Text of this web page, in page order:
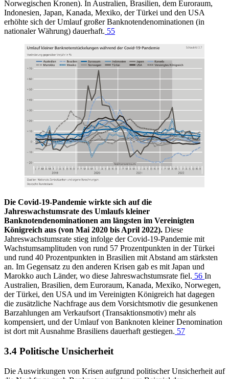
Norwegischen Kronen). In Australien, Brasilien, dem Euroraum,
Indonesien, Japan, Kanada, Mexiko, der Türkei und den USA
erhöhte sich der Umlauf großer Banknotendenominationen (in
nationaler Währung) dauerhaft. 55
Die Covid-19-Pandemie wirkte sich auf die
Jahreswachstumsrate des Umlaufs kleiner
Banknotendenominationen am längsten im Vereinigten
Königreich aus (von Mai 2020 bis April 2022). Diese
Jahreswachstumsrate stieg infolge der Covid-19-Pandemie mit
Wachstumsamplituden von rund 57 Prozentpunkten in der Türkei
und rund 40 Prozentpunkten in Brasilien mit Abstand am stärksten
an. Im Gegensatz zu den anderen Krisen gab es mit Japan und
Marokko auch Länder, wo diese Jahreswachstumsrate fiel. 56 In
Australien, Brasilien, dem Euroraum, Kanada, Mexiko, Norwegen,
der Türkei, den USA und im Vereinigten Königreich hat dagegen
die zusätzliche Nachfrage aus dem Vorsichtsmotiv die gesunkenen
Barzahlungen am Verkaufsort (Transaktionsmotiv) mehr als
kompensiert, und der Umlauf von Banknoten kleiner Denomination
ist dort mit Ausnahme Brasiliens dauerhaft gestiegen. 57
3.4 Politische Unsicherheit
Die Auswirkungen von Krisen aufgrund politischer Unsicherheit auf